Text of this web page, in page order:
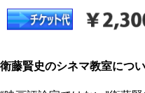
衛藤賢史のシネマ教室につ